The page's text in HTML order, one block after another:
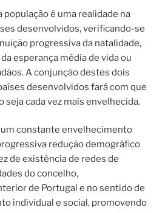
é uma realidade na
desenvolvidos, verificando-se
progressiva da natalidade,
esperança média de vida ou
A conjunção destes dois
desenvolvidos fará com que
seja cada vez mais envelhecida.
constante envelhecimento
redução demográfico
de existência de redes de
do concelho,
de Portugal e no sentido de
individual e social, promovendo